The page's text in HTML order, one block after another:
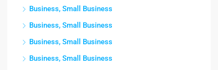
Business, Small Business
Business, Small Business
Business, Small Business
Business, Small Business